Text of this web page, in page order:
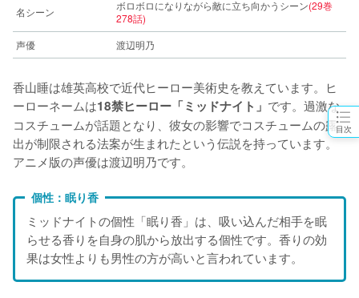
目次
名シーン ボロボロになりながら敵に立ち向かうシーン(29巻
278話)
声優
渡辺明乃
香山睡は雄英高校で近代ヒーロー美術史を教えています。ヒ
ーローネームは18禁ヒーロー「ミッドナイト」 です。過激な
コスチュームが話題となり、彼女の影響でコスチュームの露
出が制限される法案が生まれたという伝説を持っています。
アニメ版の声優は渡辺明乃です。
個性：眠り香
ミッドナイトの個性「眠り香」は、吸い込んだ相手を眠
らせる香りを自身の肌から放出する個性です。香りの効
果は女性よりも男性の方が高いと言われています。